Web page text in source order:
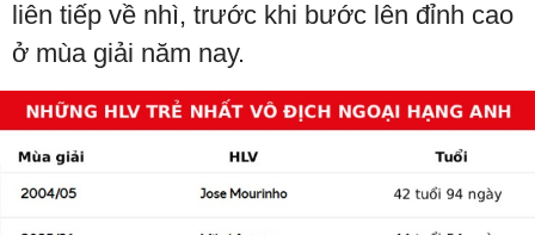
liên tiếp về nhì, trước khi bước lên đỉnh cao
ở mùa giải năm nay.